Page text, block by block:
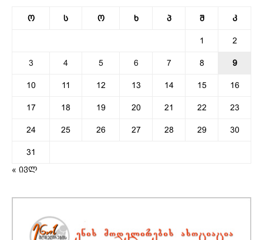
ო ს ო ხ პ შ კ
1 2
3 4 5 6 7 8 9
10 11 12 13 14 15 16
17 18 19 20 21 22 23
24 25 26 27 28 29 30
31
« ივლ